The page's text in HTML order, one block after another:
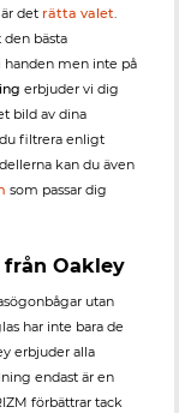
det rätta valet.
bästa
men inte på
erbjuder vi dig
bild av dina
filtrera enligt
kan du även
som passar dig
från Oakley
utan
har inte bara de
erbjuder alla
endast är en
förbättrar tack